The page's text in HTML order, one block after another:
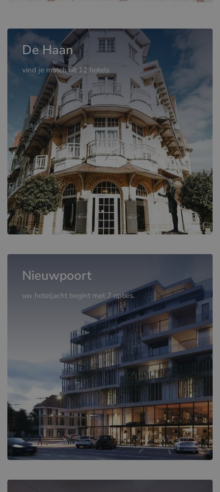
De Haan
vind je match uit 12 hotels
Nieuwpoort
uw hoteljacht begint met 7 opties.